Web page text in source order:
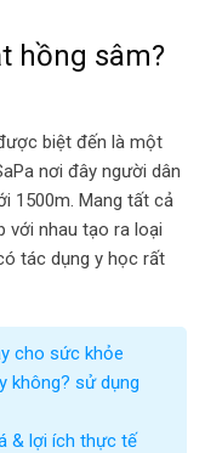
hồng sâm?
biệt đến là một
nơi đây người dân
1500m. Mang tất cả
với nhau tạo ra loại
tác dụng y học rất
cho sức khỏe
không? sử dụng
& lợi ích thực tế